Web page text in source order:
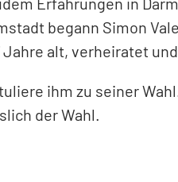
begann Simon
alt, verheiratet
ihm zu seiner
der Wahl.